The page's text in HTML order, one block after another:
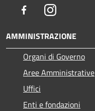
FacebookInstagram
AMMINISTRAZIONE
Organi di Governo
Aree Amministrative
Uffici
Enti e fondazioni